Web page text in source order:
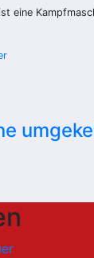
eine